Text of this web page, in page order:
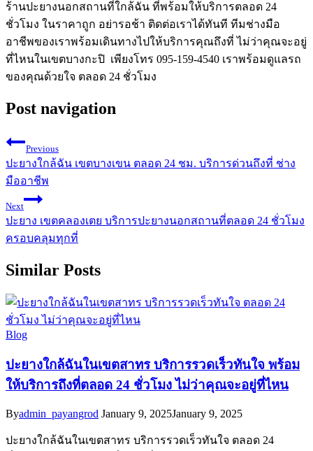
ร้านปะยางนอกสถานที่ใกล้ฉัน ที่พร้อมให้บริการตลอด 24
ชั่วโมง ในราคาถูก อย่ารอช้า ติดต่อเราได้ทันที ทีมช่างมือ
อาชีพของเราพร้อมเดินทางไปให้บริการคุณถึงที่ ไม่ว่าคุณจะอยู่
ที่ไหนในเขตบางกะปิ เพียงโทร 095-159-4540 เราพร้อมดูแลรถ
ของคุณด้วยใจ ตลอด 24 ชั่วโมง
Post navigation
Previous
ปะยางใกล้ฉัน เขตบางเขน ตลอด 24 ชม. บริการด่วนถึงที่ ช่าง
มืออาชีพ
Next
ปะยาง เขตคลองเตย บริการปะยางนอกสถานที่ตลอด 24 ชั่วโมง
ครอบคลุมทุกที่
Similar Posts
Blog
ปะยางใกล้ฉันในเขตสาทร บริการรวดเร็วทันใจ พร้อม
ให้บริการถึงที่ตลอด 24 ชั่วโมง ไม่ว่าคุณจะอยู่ที่ไหน
Byadmin_payangrod January 9, 2025January 9, 2025
ปะยางใกล้ฉันในเขตสาทร บริการรวดเร็วทันใจ ตลอด 24